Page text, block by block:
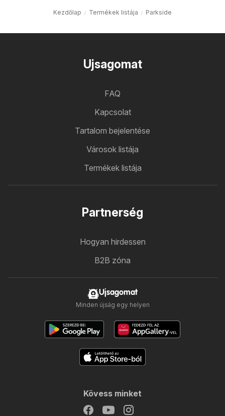
Kezdőlap Termékek listája Parkside
Ujsagomat
FAQ
Kapcsolat
Tartalom bejelentése
Városok listája
Termékek listája
Partnerség
Hogyan hirdessen
B2B zóna
Ujsagomat
Minden újság egy helyen
Kövess minket